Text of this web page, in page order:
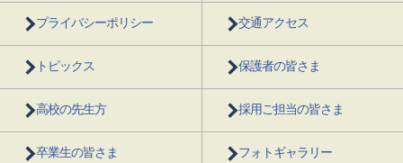
プライバシーポリシー 交通アクセス
トピックス 保護者の皆さま
高校の先生方 採用ご担当の皆さま
卒業生の皆さま フォトギャラリー